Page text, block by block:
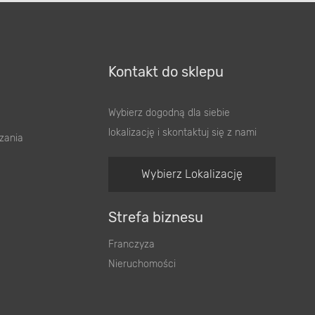
Kontakt do sklepu
Wybierz dogodną dla siebie
lokalizację i skontaktuj się z nami
Wybierz Lokalizację
Strefa biznesu
Franczyza
Nieruchomości